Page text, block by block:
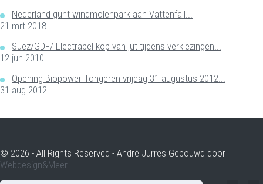
Nederland gunt windmolenpark aan Vattenfall...
21 mrt 2018
Suez/GDF/ Electrabel kop van jut tijdens verkiezingen...
12 jun 2010
Opening Biopower Tongeren vrijdag 31 augustus 2012...
31 aug 2012
© 2026 - All Rights Reserved - André Jurres Gebouwd door
Webdesign&Meer